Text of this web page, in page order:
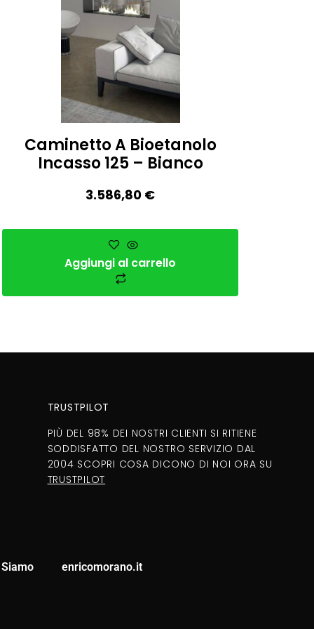
Caminetto A Bioetanolo
Incasso 125 – Bianco
3.586,80 €
Aggiungi al carrello
TRUSTPILOT
PIÙ DEL 98% DEI NOSTRI CLIENTI SI RITIENE
SODDISFATTO DEL NOSTRO SERVIZIO DAL
2004 SCOPRI COSA DICONO DI NOI ORA SU
TRUSTPILOT
enricomorano.it